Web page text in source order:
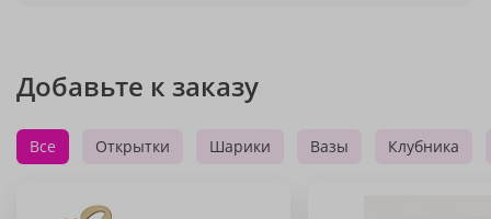
Добавьте к заказу
Все Открытки Шарики Вазы Клубника